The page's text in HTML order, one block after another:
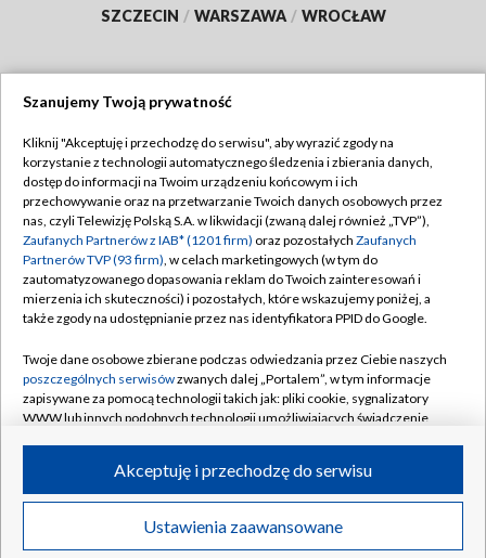
SZCZECIN / WARSZAWA / WROCŁAW
TVP
Abonament TVP
Emisja w TVP
Centrum informacji TVP
Naziemna Telewizja Cyfrowa
Rada Programowa
System NOS
Informacje o nadawcy
Program dla prasy
Ogłoszenie przetargowe
Regulamin TVP
Polityka prywatności
Moje zgody
Pomoc
Kontakt
Kanały
©2026 Telewizja Polska S.A. w likwidacji
Szanujemy Twoją prywatność
Kliknij "Akceptuję i przechodzę do serwisu", aby wyrazić zgody na
korzystanie z technologii automatycznego śledzenia i zbierania danych,
dostęp do informacji na Twoim urządzeniu końcowym i ich
przechowywanie oraz na przetwarzanie Twoich danych osobowych przez
nas, czyli Telewizję Polską S.A. w likwidacji (zwaną dalej również „TVP”),
Zaufanych Partnerów z IAB* (1201 firm) oraz pozostałych Zaufanych
Partnerów TVP (93 firm), w celach marketingowych (w tym do
zautomatyzowanego dopasowania reklam do Twoich zainteresowań i
mierzenia ich skuteczności) i pozostałych, które wskazujemy poniżej, a
także zgody na udostępnianie przez nas identyfikatora PPID do Google.
Twoje dane osobowe zbierane podczas odwiedzania przez Ciebie naszych
poszczególnych serwisówzwanych dalej „Portalem”, w tym informacje
zapisywane za pomocą technologii takich jak: pliki cookie, sygnalizatory
WWW lub innych podobnych technologii umożliwiających świadczenie
ruchu w Internecie.
Twoje dane osobowe zbierane podczas odwiedzania przez Ciebie
poszczególnych serwisówna Portalu, takie jak adresy IP, identyfikatory
Ustawienia zaawansowane
Akceptuję i przechodzę do serwisu